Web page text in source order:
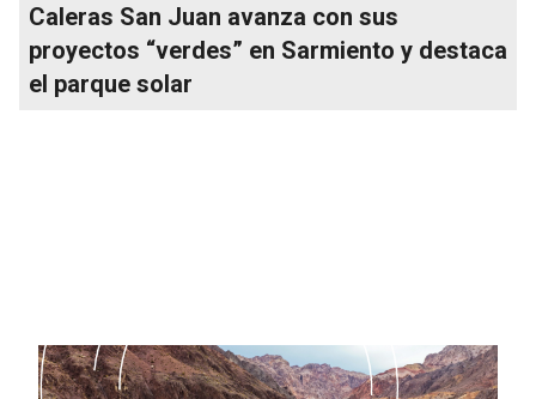
Caleras San Juan avanza con sus
proyectos “verdes” en Sarmiento y destaca
el parque solar